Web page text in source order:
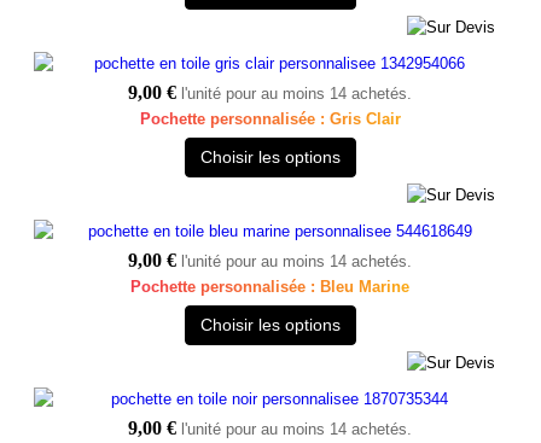
9,00 € l'unité pour au moins 14 achetés.
Pochette personnalisée : Gris Clair
Choisir les options
9,00 € l'unité pour au moins 14 achetés.
Pochette personnalisée : Bleu Marine
Choisir les options
9,00 € l'unité pour au moins 14 achetés.